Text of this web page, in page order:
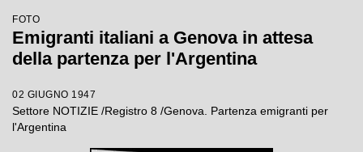
FOTO
Emigranti italiani a Genova in attesa
della partenza per l'Argentina
02 GIUGNO 1947
Settore NOTIZIE /Registro 8 /Genova. Partenza emigranti per
l'Argentina